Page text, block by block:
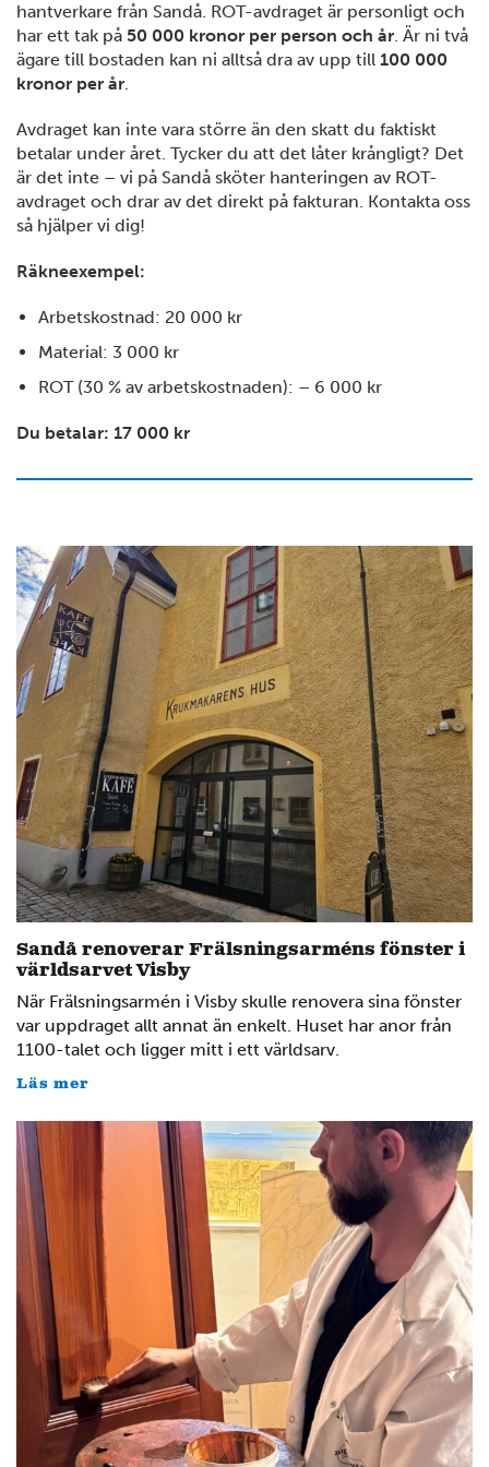
2
hantverkare från Sandå. ROT-avdraget är personligt och
har ett tak på 50 000 kronor per person och år. Är ni två
ägare till bostaden kan ni alltså dra av upp till 100 000
kronor per år.
Avdraget kan inte vara större än den skatt du faktiskt
betalar under året. Tycker du att det låter krångligt? Det
är det inte – vi på Sandå sköter hanteringen av ROT-
avdraget och drar av det direkt på fakturan. Kontakta oss
så hjälper vi dig!
Räkneexempel:
Arbetskostnad: 20 000 kr
Material: 3 000 kr
ROT (30 % av arbetskostnaden): – 6 000 kr
Du betalar: 17 000 kr
Sandå renoverar Frälsningsarméns fönster i
världsarvet Visby
När Frälsningsarmén i Visby skulle renovera sina fönster
var uppdraget allt annat än enkelt. Huset har anor från
1100-talet och ligger mitt i ett världsarv.
Läs mer